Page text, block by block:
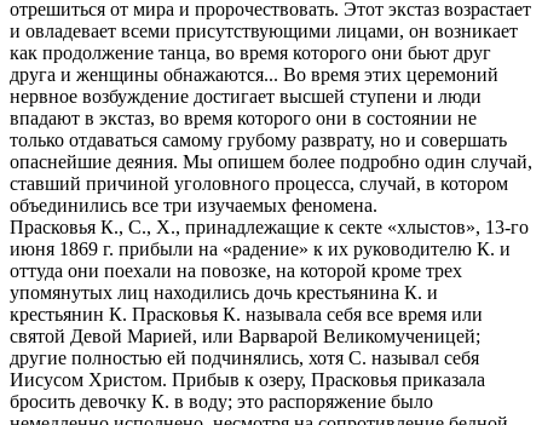
отрешиться от мира и пророчествовать. Этот экстаз возрастает
и овладевает всеми присутствующими лицами, он возникает
как продолжение танца, во время которого они бьют друг
друга и женщины обнажаются... Во время этих церемоний
нервное возбуждение достигает высшей ступени и люди
впадают в экстаз, во время которого они в состоянии не
только отдаваться самому грубому разврату, но и совершать
опаснейшие деяния. Мы опишем более подробно один случай,
ставший причиной уголовного процесса, случай, в котором
объединились все три изучаемых феномена.
Прасковья К., С., X., принадлежащие к секте «хлыстов», 13-го
июня 1869 г. прибыли на «радение» к их руководителю К. и
оттуда они поехали на повозке, на которой кроме трех
упомянутых лиц находились дочь крестьянина К. и
крестьянин К. Прасковья К. называла себя все время или
святой Девой Марией, или Варварой Великомученицей;
другие полностью ей подчинялись, хотя С. называл себя
Иисусом Христом. Прибыв к озеру, Прасковья приказала
бросить девочку К. в воду; это распоряжение было